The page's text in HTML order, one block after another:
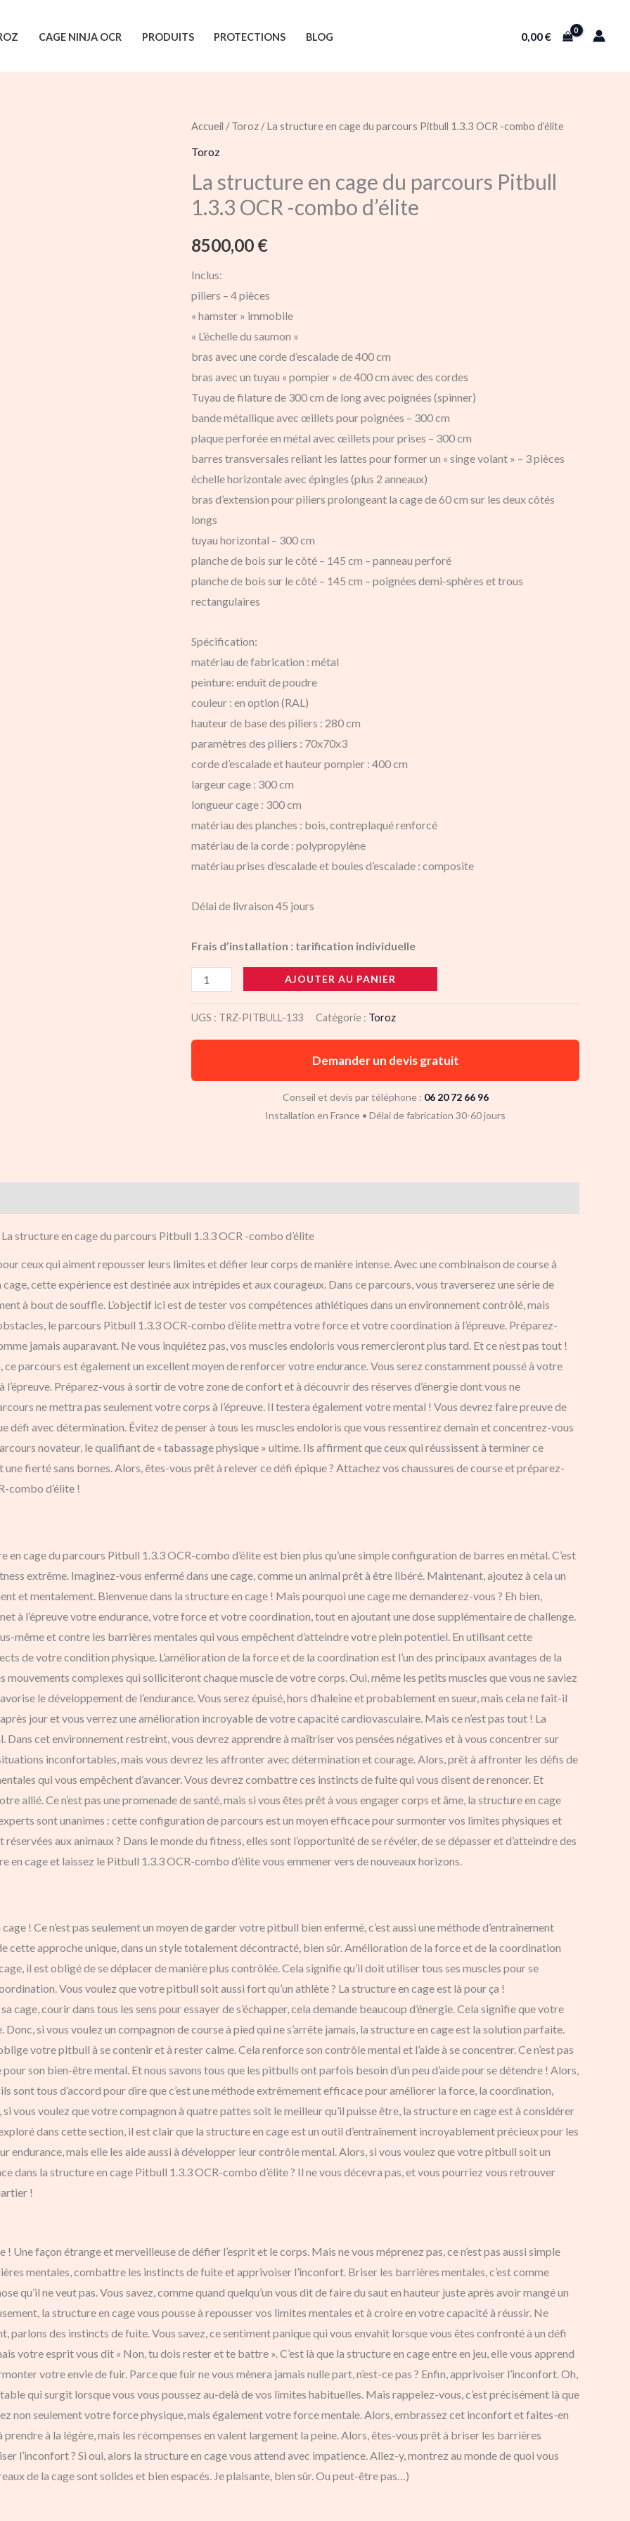
CAGE NINJA OCR PRODUITS PROTECTIONS BLOG 0,00€
Accueil /Toroz / La structure en cage du parcours Pitbull 1.3.3 OCR -combo d’élite
Toroz
La structure en cage du parcours Pitbull
1.3.3 OCR -combo d’élite
8500,00 €
Inclus:
piliers – 4 pièces
« hamster » immobile
« L’échelle du saumon »
bras avec une corde d’escalade de 400 cm
bras avec un tuyau « pompier » de 400 cm avec des cordes
Tuyau de filature de 300 cm de long avec poignées (spinner)
bande métallique avec œillets pour poignées – 300 cm
plaque perforée en métal avec œillets pour prises – 300 cm
barres transversales reliant les lattes pour former un « singe volant » – 3 pièces
échelle horizontale avec épingles (plus 2 anneaux)
bras d’extension pour piliers prolongeant la cage de 60 cm sur les deux côtés
longs
tuyau horizontal – 300 cm
planche de bois sur le côté – 145 cm – panneau perforé
planche de bois sur le côté – 145 cm – poignées demi-sphères et trous
rectangulaires
Spécification:
matériau de fabrication : métal
peinture: enduit de poudre
couleur : en option (RAL)
hauteur de base des piliers : 280 cm
paramètres des piliers : 70x70x3
corde d’escalade et hauteur pompier : 400 cm
largeur cage : 300 cm
longueur cage : 300 cm
matériau des planches : bois, contreplaqué renforcé
matériau de la corde : polypropylène
matériau prises d’escalade et boules d’escalade : composite
Délai de livraison 45 jours
Frais d’installation : tarification individuelle
quantité
de
structure
en
du
parcours
Pitbull
1.3.3
OCR
-
combo
d'élite
AJOUTER AU PANIER
UGS : TRZ-PITBULL-133 Catégorie : Toroz
Demander un devis gratuit
Conseil et devis par téléphone : 06 20 72 66 96
Installation en France • Délai de fabrication 30-60 jours
La structure en cage du parcours Pitbull 1.3.3 OCR -combo d’élite
ceux qui aiment repousser leurs limites et défier leur corps de manière intense. Avec une combinaison de course à
cette expérience est destinée aux intrépides et aux courageux. Dans ce parcours, vous traverserez une série de
à bout de souffle. L’objectif ici est de tester vos compétences athlétiques dans un environnement contrôlé, mais
le parcours Pitbull 1.3.3 OCR-combo d’élite mettra votre force et votre coordination à l’épreuve. Préparez-
jamais auparavant. Ne vous inquiétez pas, vos muscles endoloris vous remercieront plus tard. Et ce n’est pas tout !
parcours est également un excellent moyen de renforcer votre endurance. Vous serez constamment poussé à votre
Préparez-vous à sortir de votre zone de confort et à découvrir des réserves d’énergie dont vous ne
ne mettra pas seulement votre corps à l’épreuve. Il testera également votre mental ! Vous devrez faire preuve de
avec détermination. Évitez de penser à tous les muscles endoloris que vous ressentirez demain et concentrez-vous
novateur, le qualifiant de « tabassage physique » ultime. Ils affirment que ceux qui réussissent à terminer ce
fierté sans bornes. Alors, êtes-vous prêt à relever ce défi épique ? Attachez vos chaussures de course et préparez-
combo d’élite !
cage du parcours Pitbull 1.3.3 OCR-combo d’élite est bien plus qu’une simple configuration de barres en métal. C’est
extrême. Imaginez-vous enfermé dans une cage, comme un animal prêt à être libéré. Maintenant, ajoutez à cela un
et mentalement. Bienvenue dans la structure en cage ! Mais pourquoi une cage me demanderez-vous ? Eh bien,
à l’épreuve votre endurance, votre force et votre coordination, tout en ajoutant une dose supplémentaire de challenge.
même et contre les barrières mentales qui vous empêchent d’atteindre votre plein potentiel. En utilisant cette
de votre condition physique. L’amélioration de la force et de la coordination est l’un des principaux avantages de la
mouvements complexes qui solliciteront chaque muscle de votre corps. Oui, même les petits muscles que vous ne saviez
le développement de l’endurance. Vous serez épuisé, hors d’haleine et probablement en sueur, mais cela ne fait-il
jour et vous verrez une amélioration incroyable de votre capacité cardiovasculaire. Mais ce n’est pas tout ! La
cet environnement restreint, vous devrez apprendre à maîtriser vos pensées négatives et à vous concentrer sur
inconfortables, mais vous devrez les affronter avec détermination et courage. Alors, prêt à affronter les défis de
qui vous empêchent d’avancer. Vous devrez combattre ces instincts de fuite qui vous disent de renoncer. Et
allié. Ce n’est pas une promenade de santé, mais si vous êtes prêt à vous engager corps et âme, la structure en cage
sont unanimes : cette configuration de parcours est un moyen efficace pour surmonter vos limites physiques et
aux animaux ? Dans le monde du fitness, elles sont l’opportunité de se révéler, de se dépasser et d’atteindre des
cage et laissez le Pitbull 1.3.3 OCR-combo d’élite vous emmener vers de nouveaux horizons.
! Ce n’est pas seulement un moyen de garder votre pitbull bien enfermé, c’est aussi une méthode d’entraînement
cette approche unique, dans un style totalement décontracté, bien sûr. Amélioration de la force et de la coordination
il est obligé de se déplacer de manière plus contrôlée. Cela signifie qu’il doit utiliser tous ses muscles pour se
Vous voulez que votre pitbull soit aussi fort qu’un athlète ? La structure en cage est là pour ça !
cage, courir dans tous les sens pour essayer de s’échapper, cela demande beaucoup d’énergie. Cela signifie que votre
si vous voulez un compagnon de course à pied qui ne s’arrête jamais, la structure en cage est la solution parfaite.
votre pitbull à se contenir et à rester calme. Cela renforce son contrôle mental et l’aide à se concentrer. Ce n’est pas
son bien-être mental. Et nous savons tous que les pitbulls ont parfois besoin d’un peu d’aide pour se détendre ! Alors,
sont tous d’accord pour dire que c’est une méthode extrêmement efficace pour améliorer la force, la coordination,
vous voulez que votre compagnon à quatre pattes soit le meilleur qu’il puisse être, la structure en cage est à considérer
dans cette section, il est clair que la structure en cage est un outil d’entraînement incroyablement précieux pour les
endurance, mais elle les aide aussi à développer leur contrôle mental. Alors, si vous voulez que votre pitbull soit un
dans la structure en cage Pitbull 1.3.3 OCR-combo d’élite ? Il ne vous décevra pas, et vous pourriez vous retrouver
!
Une façon étrange et merveilleuse de défier l’esprit et le corps. Mais ne vous méprenez pas, ce n’est pas aussi simple
mentales, combattre les instincts de fuite et apprivoiser l’inconfort. Briser les barrières mentales, c’est comme
qu’il ne veut pas. Vous savez, comme quand quelqu’un vous dit de faire du saut en hauteur juste après avoir mangé un
la structure en cage vous pousse à repousser vos limites mentales et à croire en votre capacité à réussir. Ne
parlons des instincts de fuite. Vous savez, ce sentiment panique qui vous envahit lorsque vous êtes confronté à un défi
votre esprit vous dit « Non, tu dois rester et te battre ». C’est là que la structure en cage entre en jeu, elle vous apprend
votre envie de fuir. Parce que fuir ne vous mènera jamais nulle part, n’est-ce pas ? Enfin, apprivoiser l’inconfort. Oh,
qui surgit lorsque vous vous poussez au-delà de vos limites habituelles. Mais rappelez-vous, c’est précisément là que
non seulement votre force physique, mais également votre force mentale. Alors, embrassez cet inconfort et faites-en
à la légère, mais les récompenses en valent largement la peine. Alors, êtes-vous prêt à briser les barrières
l’inconfort ? Si oui, alors la structure en cage vous attend avec impatience. Allez-y, montrez au monde de quoi vous
de la cage sont solides et bien espacés. Je plaisante, bien sûr. Ou peut-être pas…)